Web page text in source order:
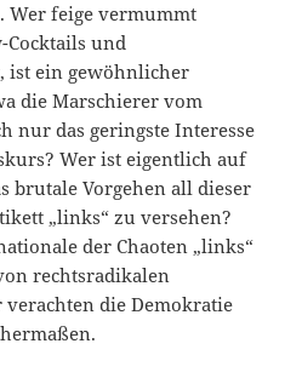
Wer feige vermummt
und
ist ein gewöhnlicher
die Marschierer vom
nur das geringste Interesse
Wer ist eigentlich auf
brutale Vorgehen all dieser
„links“ zu versehen?
der Chaoten „links“
rechtsradikalen
verachten die Demokratie